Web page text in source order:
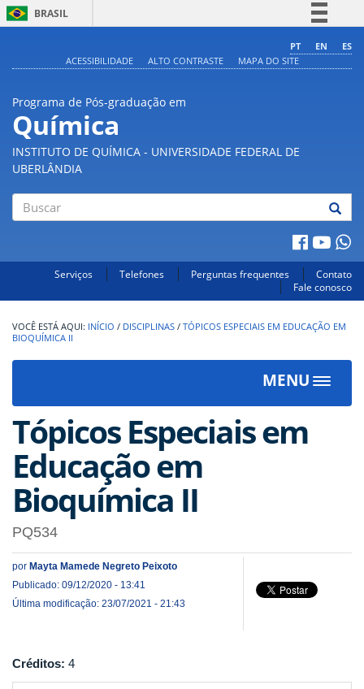
BRASIL
Comunica BR
PT EN
ES
ACESSIBILIDADE
ALTO CONTRASTE MAPA DO SITE
Programa de Pós-graduação em
Química
INSTITUTO DE QUÍMICA - UNIVERSIDADE FEDERAL DE
UBERLÂNDIA
Serviços Telefones Perguntas frequentes
Contato
Fale conosco
INÍCIO / DISCIPLINAS / TÓPICOS ESPECIAIS EM EDUCAÇÃO EM
BIOQUÍMICA II
MENU
Toggle
Tópicos Especiais em
Educação em
Bioquímica II
PQ534
por Mayta Mamede Negreto Peixoto
Publicado: 09/12/2020 - 13:41
Última modificação: 23/07/2021 - 21:43
Créditos: 4